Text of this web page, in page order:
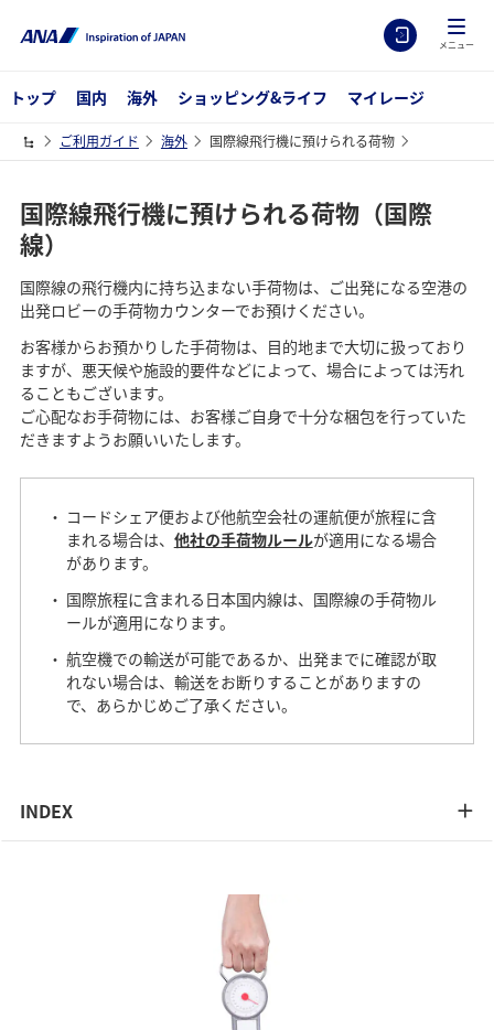
メニュー
トップ 国内 海外 ショッピング&ライフ マイレージ
ご利用ガイド 海外 国際線飛行機に預けられる荷物
国際線飛行機に預けられる荷物（国際
線）
国際線の飛行機内に持ち込まない手荷物は、ご出発になる空港の
出発ロビーの手荷物カウンターでお預けください。
お客様からお預かりした手荷物は、目的地まで大切に扱っており
ますが、悪天候や施設的要件などによって、場合によっては汚れ
ることもございます。
ご心配なお手荷物には、お客様ご自身で十分な梱包を行っていた
だきますようお願いいたします。
コードシェア便および他航空会社の運航便が旅程に含
まれる場合は、 他社の手荷物ルールが適用になる場合
があります。
国際旅程に含まれる日本国内線は、国際線の手荷物ル
ールが適用になります。
航空機での輸送が可能であるか、出発までに確認が取
れない場合は、輸送をお断りすることがありますの
で、あらかじめご了承ください。
INDEX